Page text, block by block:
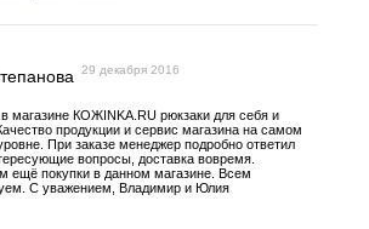
29 декабря 2016
магазине КОЖINKA.RU рюкзаки для себя и
продукции и сервис магазина на самом
При заказе менеджер подробно ответил
вопросы, доставка вовремя.
ещё покупки в данном магазине. Всем
С уважением, Владимир и Юлия